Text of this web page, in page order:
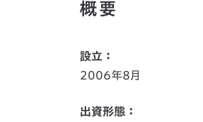
概要
設立 ：
2006年8月
出資形態 ：